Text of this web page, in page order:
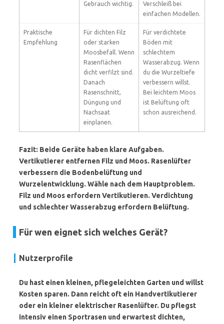
Gebrauch wichtig.
Verschleiß bei
einfachen Modellen.
Praktische
Empfehlung
Für dichten Filz
oder starken
Moosbefall. Wenn
Rasenflächen
dicht verfilzt sind.
Danach
Rasenschnitt,
Düngung und
Nachsaat
einplanen.
Für verdichtete
Böden mit
schlechtem
Wasserabzug. Wenn
du die Wurzeltiefe
verbessern willst.
Bei leichtem Moos
ist Belüftung oft
schon ausreichend.
Fazit: Beide Geräte haben klare Aufgaben.
Vertikutierer entfernen Filz und Moos. Rasenlüfter
verbessern die Bodenbelüftung und
Wurzelentwicklung. Wähle nach dem Hauptproblem.
Filz und Moos erfordern Vertikutieren. Verdichtung
und schlechter Wasserabzug erfordern Belüftung.
Für wen eignet sich welches Gerät?
Nutzerprofile
Du hast einen kleinen, pflegeleichten Garten und willst
Kosten sparen. Dann reicht oft ein Handvertikutierer
oder ein kleiner elektrischer Rasenlüfter. Du pflegst
intensiv einen Sportrasen und erwartest dichten,